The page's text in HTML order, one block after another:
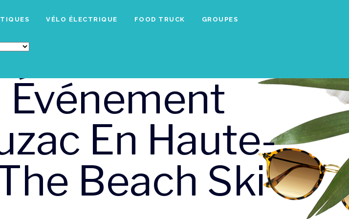
VÉLO ÉLECTRIQUE FOOD TRUCK GROUPES
Événement
En Haute-
Beach Ski